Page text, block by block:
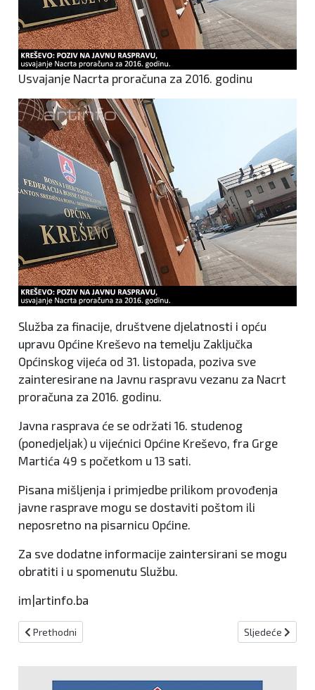
Usvajanje Nacrta proračuna za 2016. godinu
Služba za finacije, društvene djelatnosti i opću
upravu Općine Kreševo na temelju Zaključka
Općinskog vijeća od 31. listopada, poziva sve
zainteresirane na Javnu raspravu vezanu za Nacrt
proračuna za 2016. godinu.
Javna rasprava će se održati 16. studenog
(ponedjeljak) u vijećnici Općine Kreševo, fra Grge
Martića 49 s početkom u 13 sati.
Pisana mišljenja i primjedbe prilikom provođenja
javne rasprave mogu se dostaviti poštom ili
neposretno na pisarnicu Općine.
Za sve dodatne informacije zaintersirani se mogu
obratiti i u spomenutu Službu.
im|artinfo.ba
Prethodni članak: Kiseljak: Stranka rada uništava prirodu
Prethodni Sljedeći članak:
Sljedeće